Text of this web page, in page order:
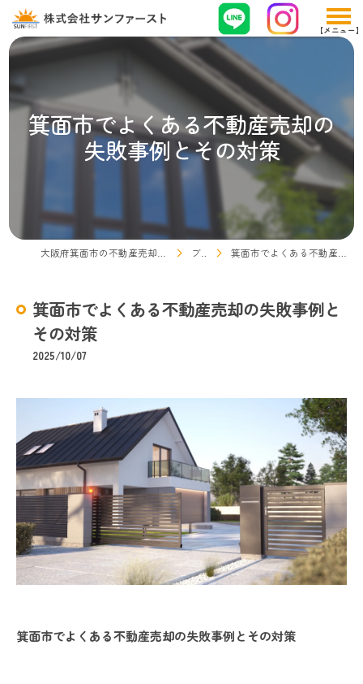
箕面市でよくある不動産売却の
失敗事例とその対策
ブログ 箕面市でよくある不動産売却の失敗事例とその対策
箕面市でよくある不動産売却の失敗事例と
その対策
2025/10/07
箕面市でよくある不動産売却の失敗事例とその対策